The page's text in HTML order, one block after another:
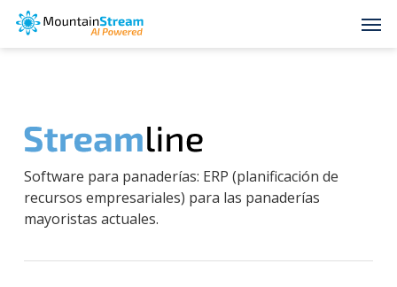
Skip
Software para panaderías: ERP (planificación de
recursos empresariales) para las panaderías
mayoristas actuales.